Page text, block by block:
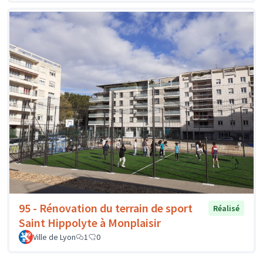
95 - Rénovation du terrain de sport
Saint Hippolyte à Monplaisir
Réalisé
Ville de Lyon 1 0